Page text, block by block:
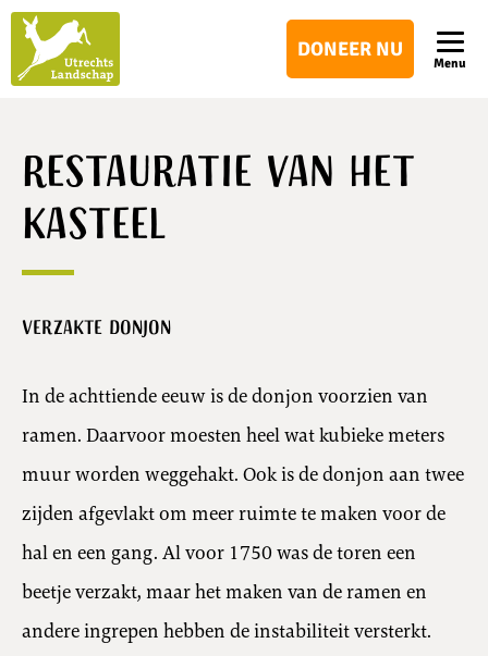
DONEER NU
Menu
Restauratie van het
kasteel
Verzakte donjon
In de achttiende eeuw is de donjon voorzien van
ramen. Daarvoor moesten heel wat kubieke meters
muur worden weggehakt. Ook is de donjon aan twee
zijden afgevlakt om meer ruimte te maken voor de
hal en een gang. Al voor 1750 was de toren een
beetje verzakt, maar het maken van de ramen en
andere ingrepen hebben de instabiliteit versterkt.